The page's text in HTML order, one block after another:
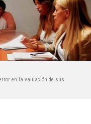
en la valuación de sus